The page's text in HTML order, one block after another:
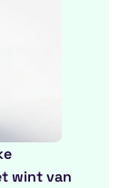
wint van